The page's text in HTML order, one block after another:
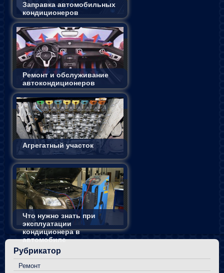
Заправка автомобильных
кондиционеров
Ремонт и обслуживание
автокондиционеров
Агрегатный участок
Что нужно знать при
эксплуатации
кондиционера в
автомобиле
Рубрикатор
Ремонт